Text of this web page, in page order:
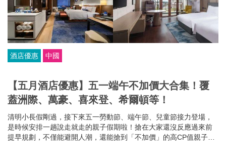
酒店優惠 中國
【五月酒店優惠】五一端午不加價大合集！覆
蓋洲際、萬豪、喜來登、希爾頓等！
清明小長假剛過，接下來五一勞動節、端午節、兒童節接力登場，
是時候安排一趟說走就走的親子假期啦！搶在大家還沒反應過來前
提早規劃，不僅能避開人潮，還能搶到「不加價」的高CP值親子酒